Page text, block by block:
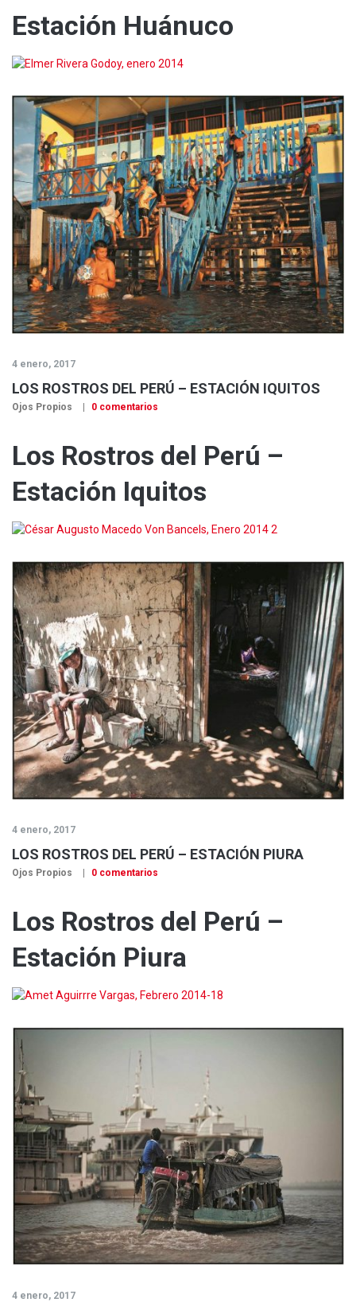
Estación Huánuco
4 enero, 2017
LOS ROSTROS DEL PERÚ – ESTACIÓN IQUITOS
Ojos Propios 0 comentarios
Los Rostros del Perú –
Estación Iquitos
4 enero, 2017
LOS ROSTROS DEL PERÚ – ESTACIÓN PIURA
Ojos Propios 0 comentarios
Los Rostros del Perú –
Estación Piura
4 enero, 2017